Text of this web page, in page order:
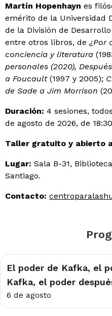
Martín Hopenhayn es
emérito de la Universidad
de la División de
entre otros libros, de ¿Por
conciencia y literatura
personales (2020),
a Foucault (1997 y 2005);
de Sade a Jim Morrison
Duración: 4 sesiones,
de agosto de 2026, de
Taller gratuito y abierto
Lugar: Sala B-31,
Santiago.
Contacto:
El poder de Kafka, el
Kafka, el poder
6 de agosto